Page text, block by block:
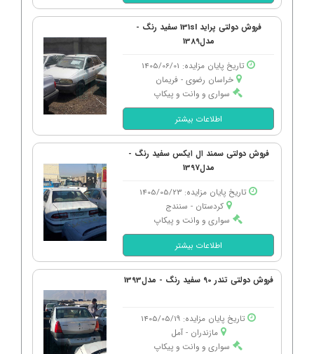
فروش دولتی پراید 131sl سفید رنگ -
مدل1389
تاریخ پایان مزایده: 1405/06/01
خراسان رضوی - فریمان
سواری و وانت و پیکاپ
اطلاعات بیشتر
فروش دولتی سمند ال ایکس سفید رنگ -
مدل1397
تاریخ پایان مزایده: 1405/05/23
کردستان - سنندج
سواری و وانت و پیکاپ
اطلاعات بیشتر
فروش دولتی تندر 90 سفید رنگ - مدل1393
تاریخ پایان مزایده: 1405/05/19
مازندران - آمل
سواری و وانت و پیکاپ